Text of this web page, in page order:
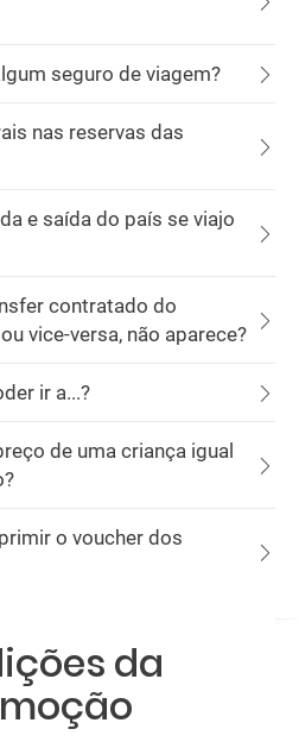
seguro de viagem?
nas reservas das
e saída do país se viajo
contratado do
vice-versa, não aparece?
ir a...?
de uma criança igual
o voucher dos
da